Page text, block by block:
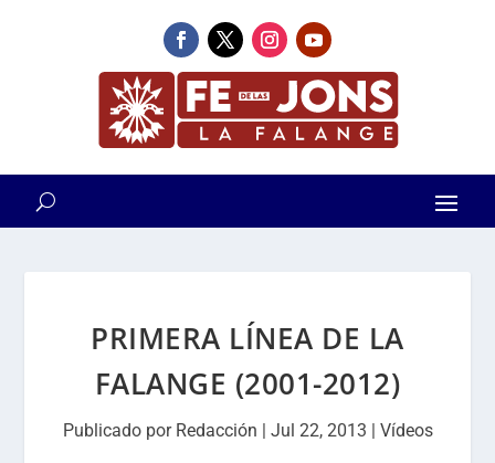
PRIMERA LÍNEA DE LA
FALANGE (2001-2012)
Publicado por Redacción | Jul 22, 2013 | Vídeos